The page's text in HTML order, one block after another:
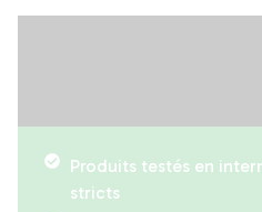
Produits testés en
stricts